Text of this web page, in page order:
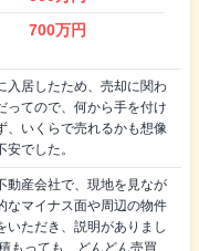
700万円
入居したため、売却に関わ
ってので、何から手を付け
、いくらで売れるかも想像
でした。
動産会社で、現地を見なが
なマイナス面や周辺の物件
いただき、説明がありまし
もっても、どんどん売買